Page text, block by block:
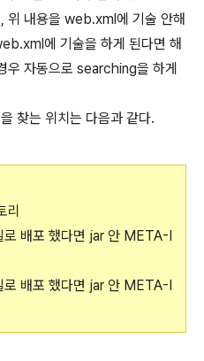
위 내용을 web.xml에 기술 안해
에 기술을 하게 된다면 해
우 자동으로 searching을 하게
찾는 위치는 다음과 같다.
리
배포 했다면 jar 안 META-I
배포 했다면 jar 안 META-I